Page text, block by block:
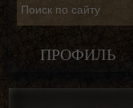
ПРОФИЛЬ